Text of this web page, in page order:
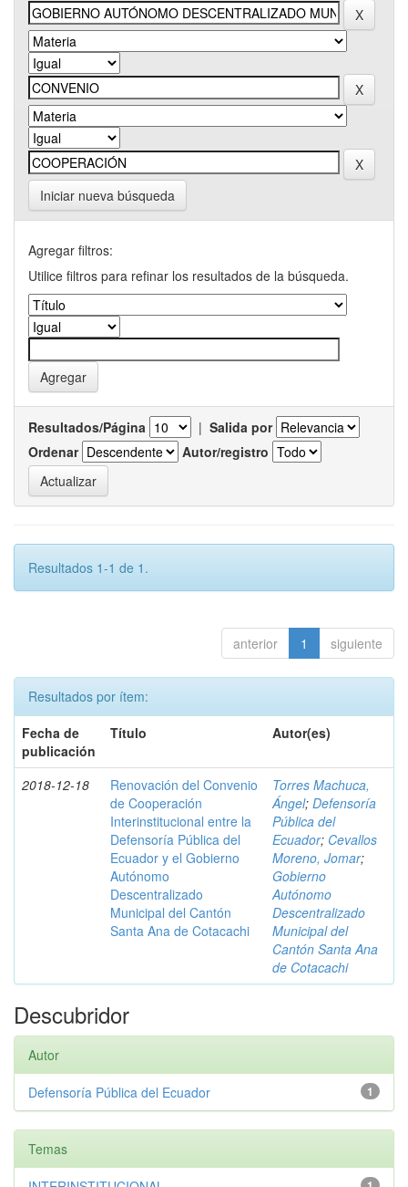
Iniciar nueva búsqueda
Agregar filtros:
Utilice filtros para refinar los resultados de la búsqueda.
Resultados/Página | Salida por
Ordenar
Autor/registro
Resultados 1-1 de 1.
anterior 1 siguiente
Resultados por ítem:
Fecha de
publicación
Título Autor(es)
2018-12-18
Renovación del Convenio
de Cooperación
Interinstitucional entre la
Defensoría Pública del
Ecuador y el Gobierno
Autónomo
Descentralizado
Municipal del Cantón
Santa Ana de Cotacachi
Torres Machuca,
Ángel; Defensoría
Pública del
Ecuador; Cevallos
Moreno, Jomar;
Gobierno
Autónomo
Descentralizado
Municipal del
Cantón Santa Ana
de Cotacachi
Descubridor
Autor
1
Defensoría Pública del Ecuador
Temas